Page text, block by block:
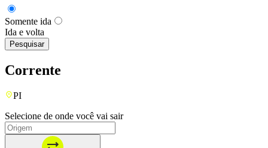
Somente ida
Ida e volta
Pesquisar
Corrente
PI
Selecione de onde você vai sair